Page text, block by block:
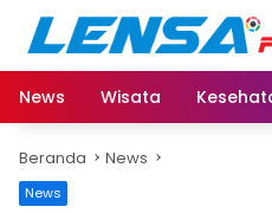
Langsung
konten
News
Wisata
Beranda News
News